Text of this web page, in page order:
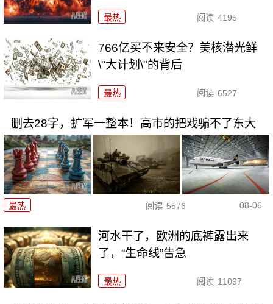
最热 阅读 4195
766亿买不来安全？美核潜光鲜
\"大计划\"的背后
最热 阅读 6527
删去28字，扩军一整本！高市的把戏骗不了东大
最热 阅读 5576 08-06
河水干了，欧洲的底裤露出来
了，“生命线”告急
最热 阅读 11097